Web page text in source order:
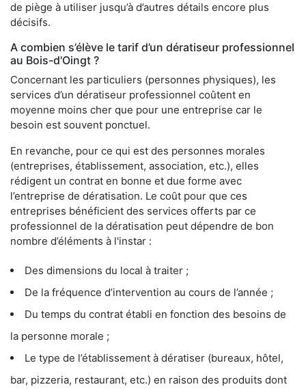
de piège à utiliser jusqu’à d’autres détails encore plus
décisifs.
A combien s’élève le tarif d’un dératiseur professionnel
au Bois-d'Oingt ?
Concernant les particuliers (personnes physiques), les
services d’un dératiseur professionnel coûtent en
moyenne moins cher que pour une entreprise car le
besoin est souvent ponctuel.
En revanche, pour ce qui est des personnes morales
(entreprises, établissement, association, etc.), elles
rédigent un contrat en bonne et due forme avec
l’entreprise de dératisation. Le coût pour que ces
entreprises bénéficient des services offerts par ce
professionnel de la dératisation peut dépendre de bon
nombre d’éléments à l'instar :
Des dimensions du local à traiter ;
De la fréquence d’intervention au cours de l’année ;
Du temps du contrat établi en fonction des besoins de
la personne morale ;
Le type de l’établissement à dératiser (bureaux, hôtel,
bar, pizzeria, restaurant, etc.) en raison des produits dont